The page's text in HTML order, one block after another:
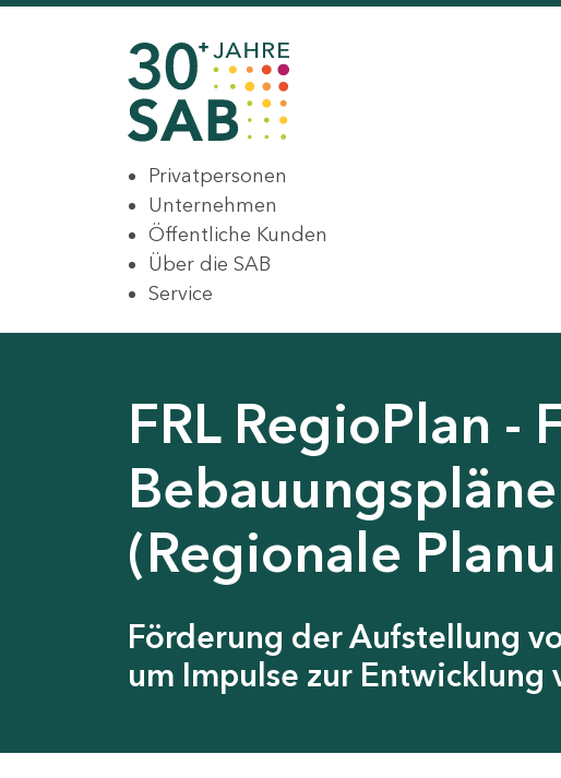
Privatpersonen
Unternehmen
Öffentliche Kunden
Über die SAB
Service
FRL RegioPlan -
(Regionale
Förderung der Aufstellung
um Impulse zur Entwicklung